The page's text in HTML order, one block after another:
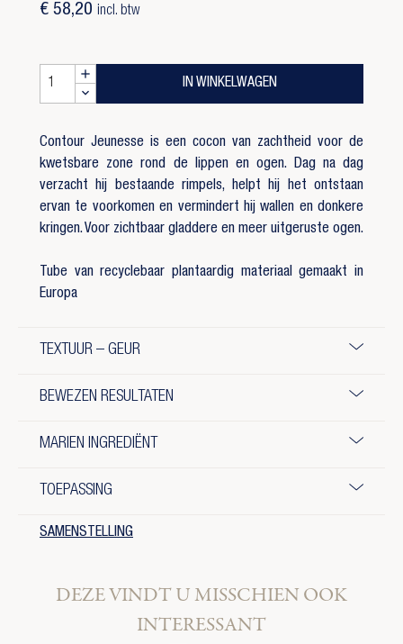
€ 58,20 incl. btw
IN WINKELWAGEN
Contour Jeunesse is een cocon van zachtheid voor de
kwetsbare zone rond de lippen en ogen. Dag na dag
verzacht hij bestaande rimpels, helpt hij het ontstaan
ervan te voorkomen en vermindert hij wallen en donkere
kringen. Voor zichtbaar gladdere en meer uitgeruste ogen.
Tube van recyclebaar plantaardig materiaal gemaakt in
Europa
TEXTUUR – GEUR
BEWEZEN RESULTATEN
MARIEN INGREDIËNT
TOEPASSING
SAMENSTELLING
DEZE VINDT U MISSCHIEN OOK
INTERESSANT